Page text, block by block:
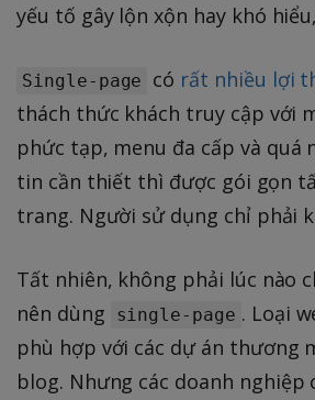
yếu tố gây lộn xộn hay khó
Single-page có rất nhiều lợi
thách thức khách truy cập với
phức tạp, menu đa cấp và quá
tin cần thiết thì được gói gọn
trang. Người sử dụng chỉ phải
Tất nhiên, không phải lúc nào
nên dùng
single-page . Loại
phù hợp với các dự án thương
blog. Nhưng các doanh nghiệp